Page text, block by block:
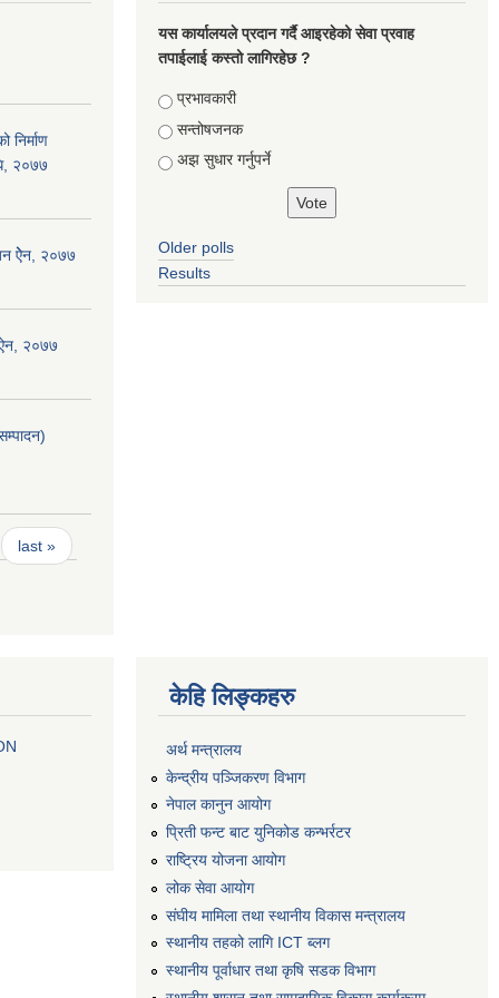
निर्माण
२०७७
ऐेन, २०७७
ऐन, २०७७
last »
यस कार्यालयले प्रदान गर्दै आइरहेको सेवा प्रवाह
तपाईलाई कस्तो लागिरहेछ ?
Choices
प्रभावकारी
सन्तोषजनक
अझ सुधार गर्नुपर्ने
Older polls
Results
केहि लिङ्कहरु
अर्थ मन्त्रालय
केन्द्रीय पञ्जिकरण विभाग
नेपाल कानुन आयोग
प्रिती फन्ट बाट युनिकोड कन्भर्रटर
राष्ट्रिय योजना आयोग
लोक सेवा आयोग
संघीय मामिला तथा स्थानीय विकास मन्त्रालय
स्थानीय तहको लागि ICT ब्लग
स्थानीय पूर्वाधार तथा कृषि सडक विभाग